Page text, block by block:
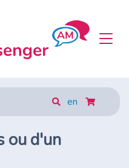
en
ou d'un